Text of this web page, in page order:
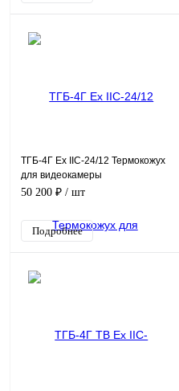
ТГБ-4Г Ex IIC-24/12 Термокожух
для видеокамеры
взрывозащищенный
50 200 ₽ / шт
Подробнее